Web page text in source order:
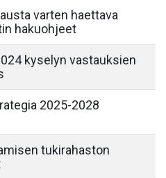
varten haettava
hakuohjeet
kyselyn vastauksien
2025-2028
tukirahaston